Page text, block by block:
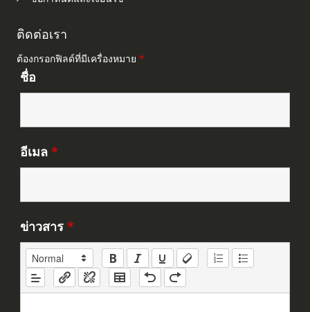
ติดต่อเรา
ต้องกรอกฟิลด์ที่มีเครื่องหมาย *
ชื่อ
อีเมล *
ข่าวสาร *